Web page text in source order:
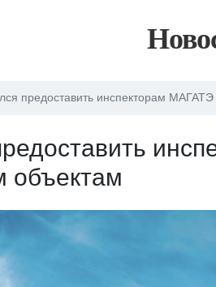
предоставить инспекторам
объектам